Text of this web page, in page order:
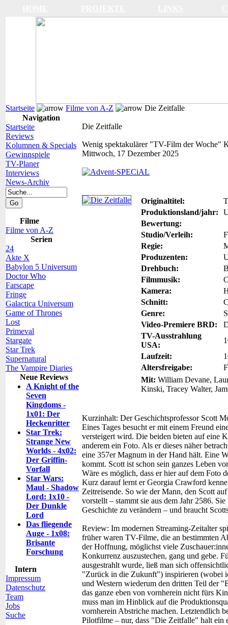
Startseite Filme von A-Z
Die Zeitfalle
Navigation
Startseite
Reviews
Kolumnen & Specials
Gewinnspiele
TV-Planer
Interviews
News-Archiv
Filme
Filme von A-Z
Serien
24
Akte X
Babylon 5 Universum
Doctor Who
Farscape
Fringe
Galactica Universum
Game of Thrones
Lost
Primeval
Stargate
Star Trek
Supernatural
The Vampire Diaries
Neue Reviews
A Knight of the
Seven
Kingdoms -
1x01: Der
Heckenritter
Star Trek:
Strange New
Worlds - 4x02:
Der Griffin-
Vorfall
Star Wars:
Maul - Shadow
Lord: 1x10 -
Der Dunkle
Lord
Das fliegende
Auge - 1x08:
Brisante
Forschung
Intern
Impressum
Datenschutz
Team
Jobs
Suche
Die Zeitfalle
Wenig spektakulärer "TV-Film der Woche"
Mittwoch, 17 Dezember 2025
Originaltitel:
Produktionsland/jahr:
Bewertung:
Studio/Verleih:
Regie:
Produzenten:
Drehbuch:
Filmmusik:
Kamera:
Schnitt:
Genre:
Video-Premiere BRD:
TV-Ausstrahlung
USA:
Laufzeit:
Altersfreigabe:
Mit: William Devane,
Kinski, Tracey Walter,
Kurzinhalt: Der Geschichtsprofessor Scott
Eines Tages besucht er mit einem Freund
versteigert wird. Die beiden bieten auf eine
anderem ein Foto. Als er dieses näher
eine 357er Magnum in der Hand hält. Eine
kommt. Scott ist schon sein ganzes Leben
Wäre es möglich, dass er hier auf dem Foto
Kurz darauf lernt er Georgia Crawford
Zeitreisende. So wie der Mann, den Scott
vorstellt – stammt sie aus dem Jahr 2586.
Geschichte zu verändern – und braucht
Review: Im modernen Streaming-Zeitalter
früher waren TV-Filme, die an bestimmten
der Hoffnung, möglichst viele
Konkurrenz auszustechen, gang und gebe.
ausgestrahlt wurde, ließ man sich
"Zurück in die Zukunft") inspirieren (wobei
und Western wiederum den dritten Teil der
das ganze eben von vornherein nicht fürs
muss man im Hinblick auf die
vornherein Abstriche machen. Letztendlich
Pilotfilme – nur, dass "Die Zeitfalle" halt ein